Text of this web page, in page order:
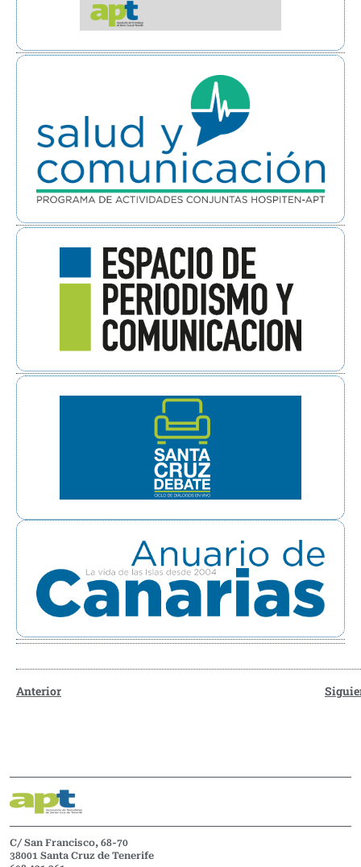
Anterior
C/ San Francisco, 68-70
38001 Santa Cruz de Tenerife